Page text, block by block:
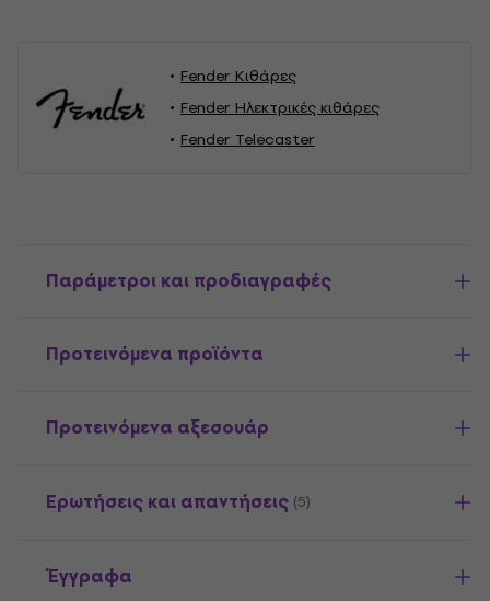
Fender Κιθάρες
Fender Ηλεκτρικές κιθάρες
Fender Telecaster
Παράμετροι και προδιαγραφές
Προτεινόμενα προϊόντα
Προτεινόμενα αξεσουάρ
Ερωτήσεις και απαντήσεις (5)
Έγγραφα